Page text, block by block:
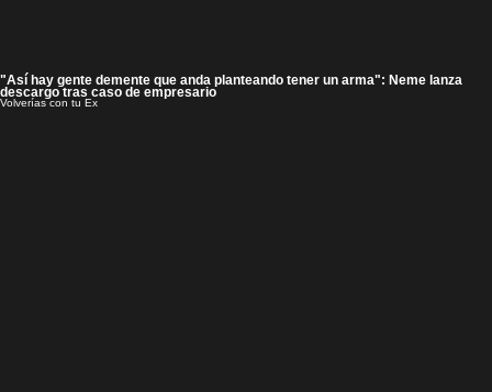
"Así hay gente demente que anda planteando tener un arma": Neme lanza
descargo tras caso de empresario
Volverías con tu Ex